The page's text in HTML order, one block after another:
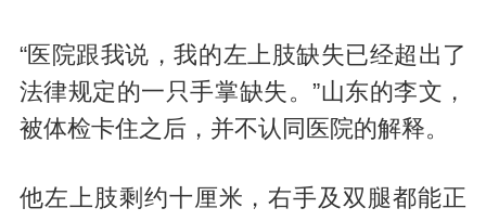
“医院跟我说，我的左上肢缺失已经超出了
法律规定的一只手掌缺失。”山东的李文，
被体检卡住之后，并不认同医院的解释。
他左上肢剩约十厘米，右手及双腿都能正